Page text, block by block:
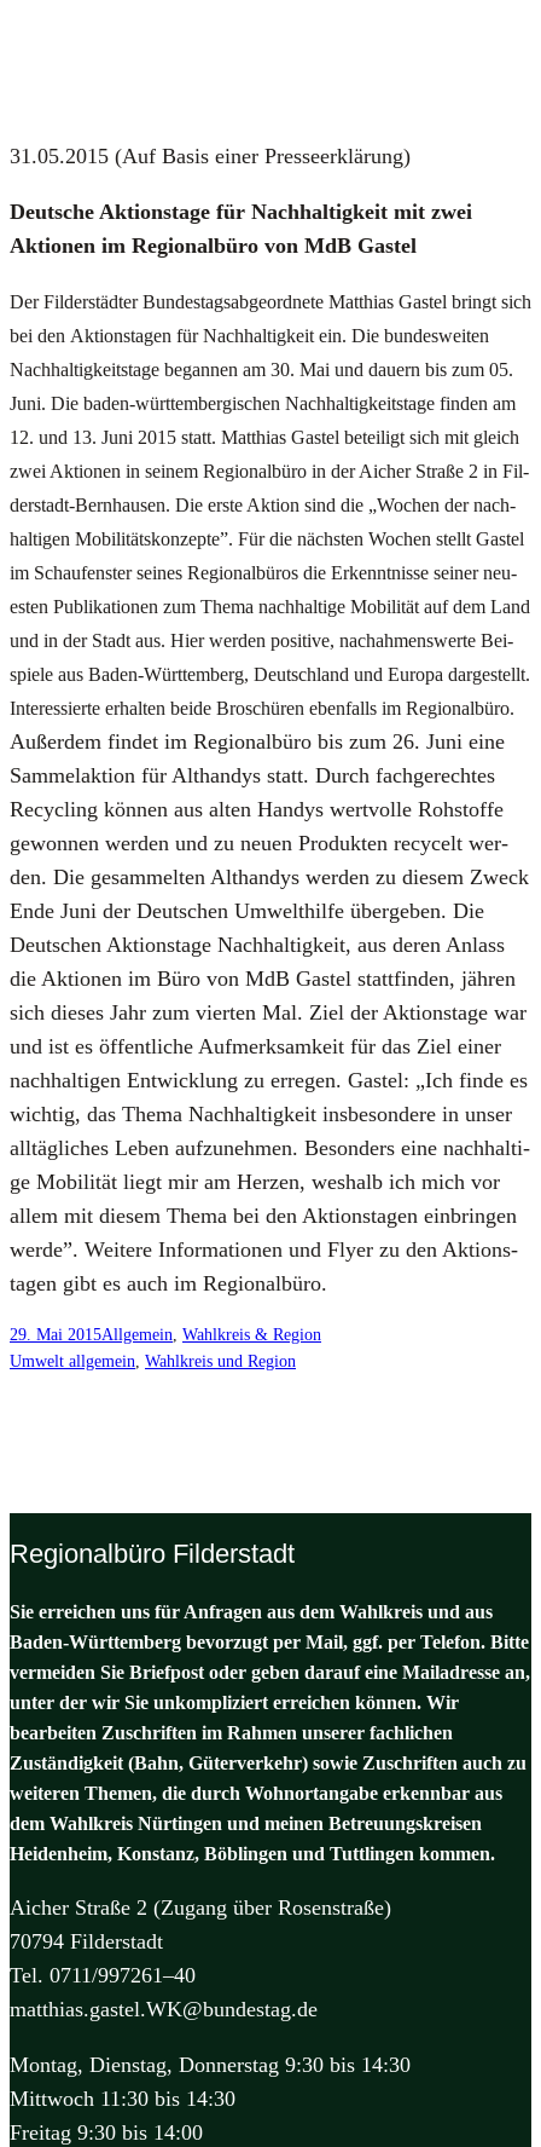
31.05.2015 (Auf Basis einer Pres­se­er­klä­rung)
Deut­sche Akti­ons­ta­ge für Nach­hal­tig­keit mit zwei
Aktio­nen im Regio­nal­bü­ro von MdB Gastel
Der Fil­der­städ­ter Bun­des­tags­ab­ge­ord­ne­te Mat­thi­as Gastel bringt sich
bei den Akti­ons­ta­gen für Nach­hal­tig­keit ein. Die bun­des­wei­ten
Nach­hal­tig­keits­ta­ge began­nen am 30. Mai und dau­ern bis zum 05.
Juni. Die baden-würt­tem­ber­gi­schen Nach­hal­tig­keits­ta­ge fin­den am
12. und 13. Juni 2015 statt. Mat­thi­as Gastel betei­ligt sich mit gleich
zwei Aktio­nen in sei­nem Regio­nal­bü­ro in der Aicher Stra­ße 2 in Fil­
der­stadt-Bern­hau­sen. Die ers­te Akti­on sind die „Wochen der nach­
hal­ti­gen Mobi­li­täts­kon­zep­te”. Für die nächs­ten Wochen stellt Gastel
im Schau­fens­ter sei­nes Regio­nal­bü­ros die Erkennt­nis­se sei­ner neu­
es­ten Publi­ka­tio­nen zum The­ma nach­hal­ti­ge Mobi­li­tät auf dem Land
und in der Stadt aus. Hier wer­den posi­ti­ve, nach­ah­mens­wer­te Bei­
spie­le aus Baden-Würt­tem­berg, Deutsch­land und Euro­pa dar­ge­stellt.
Inter­es­sier­te erhal­ten bei­de Bro­schü­ren eben­falls im Regio­nal­bü­ro.
Außer­dem fin­det im Regio­nal­bü­ro bis zum 26. Juni eine
Sam­mel­ak­ti­on für Alt­han­dys statt. Durch fach­ge­rech­tes
Recy­cling kön­nen aus alten Han­dys wert­vol­le Roh­stof­fe
gewon­nen wer­den und zu neu­en Pro­duk­ten recy­celt wer­
den. Die gesam­mel­ten Alt­han­dys wer­den zu die­sem Zweck
Ende Juni der Deut­schen Umwelt­hil­fe über­ge­ben. Die
Deut­schen Akti­ons­ta­ge Nach­hal­tig­keit, aus deren Anlass
die Aktio­nen im Büro von MdB Gastel statt­fin­den, jäh­ren
sich die­ses Jahr zum vier­ten Mal. Ziel der Akti­ons­ta­ge war
und ist es öffent­li­che Auf­merk­sam­keit für das Ziel einer
nach­hal­ti­gen Ent­wick­lung zu erre­gen. Gastel: „Ich fin­de es
wich­tig, das The­ma Nach­hal­tig­keit ins­be­son­de­re in unser
all­täg­li­ches Leben auf­zu­neh­men. Beson­ders eine nach­hal­ti­
ge Mobi­li­tät liegt mir am Her­zen, wes­halb ich mich vor
allem mit die­sem The­ma bei den Akti­ons­ta­gen ein­brin­gen
wer­de”. Wei­te­re Infor­ma­tio­nen und Fly­er zu den Akti­ons­
ta­gen gibt es auch im Regio­nal­bü­ro.
29. Mai 2015Allgemein Wahlkreis & Region
Umwelt allgemein Wahlkreis und Region
Regionalbüro Filderstadt
Sie erreichen uns für Anfragen aus dem Wahlkreis und aus
Baden-Württemberg bevorzugt per Mail, ggf. per Telefon. Bitte
vermeiden Sie Briefpost oder geben darauf eine Mailadresse an,
unter der wir Sie unkompliziert erreichen können. Wir
bearbeiten Zuschriften im Rahmen unserer fachlichen
Zuständigkeit (Bahn, Güterverkehr) sowie Zuschriften auch zu
weiteren Themen, die durch Wohnortangabe erkennbar aus
dem Wahlkreis Nürtingen und meinen Betreuungskreisen
Heidenheim, Konstanz, Böblingen und Tuttlingen kommen.
Aicher Straße 2 (Zugang über Rosenstraße)
70794 Filderstadt
Tel. 0711/997261–40
matthias.gastel.WK@bundestag.de
Montag, Dienstag, Donnerstag 9:30 bis 14:30
Mittwoch 11:30 bis 14:30
Freitag 9:30 bis 14:00